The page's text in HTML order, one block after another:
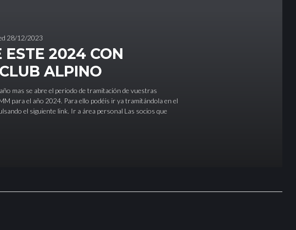
28/12/2023
ESTE 2024 CON
ALPINO
mas se abre el periodo de tramitación de vuestras
para el año 2024. Para ello podéis ir ya tramitándola en el
el siguiente link. Ir a área personal Las socios que